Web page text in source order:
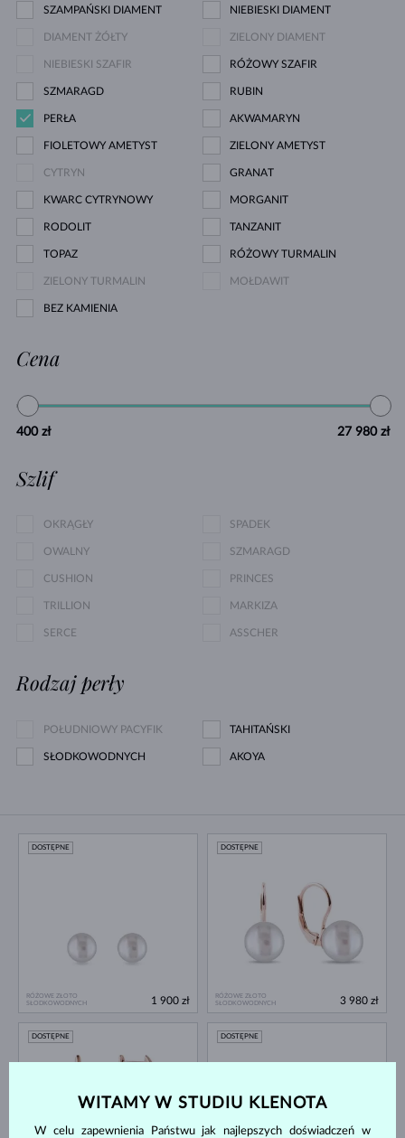
SZAMPAŃSKI DIAMENT NIEBIESKI DIAMENT
DIAMENT ŻÓŁTY ZIELONY DIAMENT
NIEBIESKI SZAFIR RÓŻOWY SZAFIR
SZMARAGD RUBIN
PERŁA AKWAMARYN
FIOLETOWY AMETYST ZIELONY AMETYST
CYTRYN GRANAT
KWARC CYTRYNOWY MORGANIT
RODOLIT TANZANIT
TOPAZ RÓŻOWY TURMALIN
ZIELONY TURMALIN MOŁDAWIT
BEZ KAMIENIA
Cena
400 zł 27 980 zł
Szlif
OKRĄGŁY SPADEK
OWALNY SZMARAGD
CUSHION PRINCES
TRILLION MARKIZA
SERCE ASSCHER
Rodzaj perły
POŁUDNIOWY PACYFIK TAHITAŃSKI
SŁODKOWODNYCH AKOYA
RÓŻOWE ZŁOTO
SŁODKOWODNYCH
DOSTĘPNE
1 900 zł
RÓŻOWE ZŁOTO
SŁODKOWODNYCH
DOSTĘPNE
3 980 zł
DOSTĘPNE DOSTĘPNE
WITAMY W STUDIU KLENOTA
W celu zapewnienia Państwu jak najlepszych doświadczeń w